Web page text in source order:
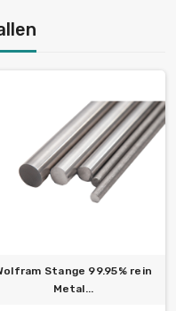
Stange 99.95% rein
Metal...